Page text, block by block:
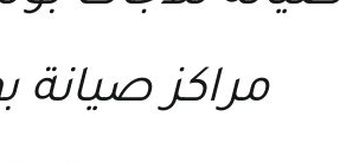
مراكز